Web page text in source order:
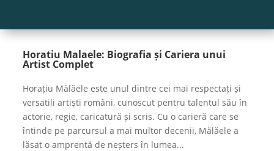
Horatiu Malaele: Biografia și Cariera unui
Artist Complet
Horațiu Mălăele este unul dintre cei mai respectați și
versatili artiști români, cunoscut pentru talentul său în
actorie, regie, caricatură și scris. Cu o carieră care se
întinde pe parcursul a mai multor decenii, Mălăele a
lăsat o amprentă de neșters în lumea...